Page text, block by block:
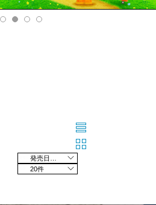
xt
20件